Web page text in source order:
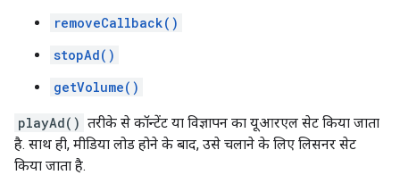
removeCallback()
stopAd()
getVolume()
playAd() तरीके से कॉन्टेंट या विज्ञापन का यूआरएल सेट किया जाता
है. साथ ही, मीडिया लोड होने के बाद, उसे चलाने के लिए लिसनर सेट
किया जाता है.